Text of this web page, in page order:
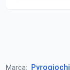
Marca: